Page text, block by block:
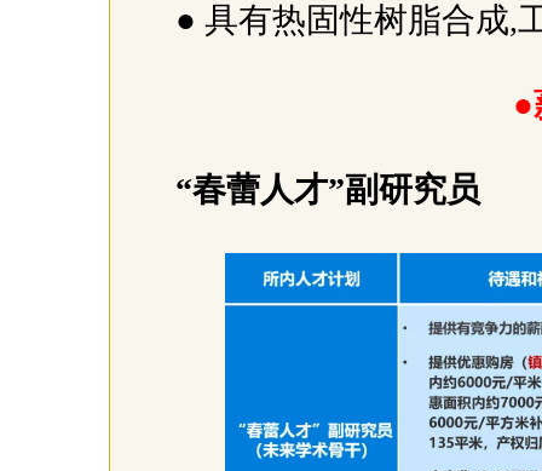
● 具有热固性树脂合成,
●
“春蕾人才”副研究员